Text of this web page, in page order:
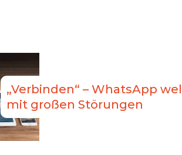
„Verbinden“ – WhatsApp
mit großen Störungen